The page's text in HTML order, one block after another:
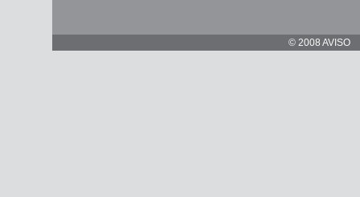
© 2008